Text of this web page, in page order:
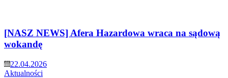
[NASZ NEWS] Afera Hazardowa wraca na sądową
wokandę
22.04.2026
Aktualności